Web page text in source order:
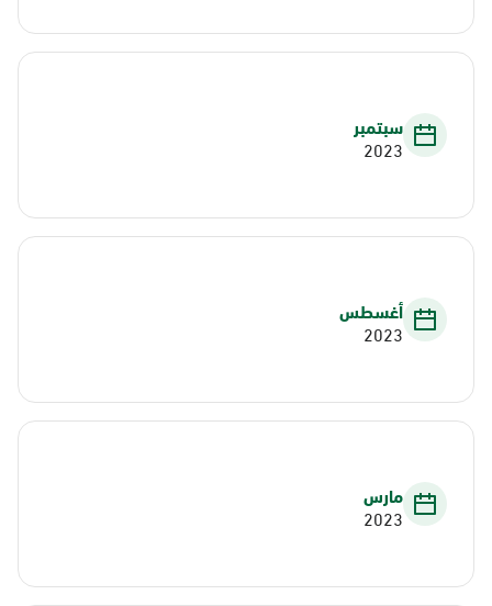
سبتمبر
2023
أغسطس
2023
مارس
2023